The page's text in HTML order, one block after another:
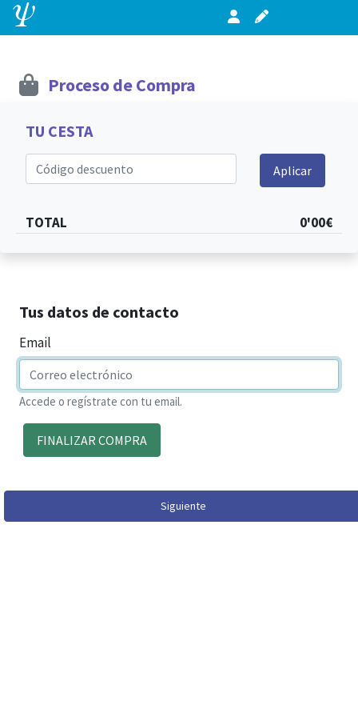
Proceso de Compra
TU CESTA
Código descuento Aplicar
TOTAL 0'00€
Tus datos de contacto
Email
Accede o regístrate con tu email.
FINALIZAR COMPRA